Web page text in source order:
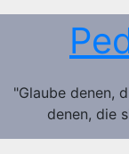
Zum
"Glaube denen,
denen, die